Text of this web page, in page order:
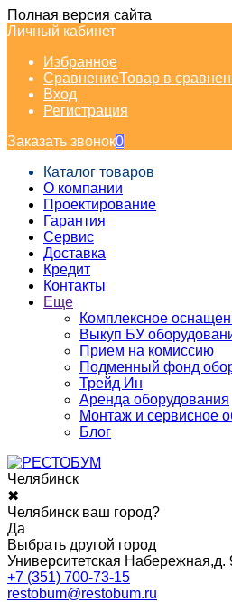
Полная версия сайта
Личный кабинет
Избранное
СравнениеТовар в
Вход
Регистрация
Заказать звонок0
Каталог товаров
О компании
Проектирование
Гарантия
Сервис
Доставка
Кредит
Контакты
Еще
Комплексное
Выкуп БУ
Прием на комиссию
Подменный фонд
Трейд Ин
Аренда оборудования
Монтаж и сервисное
Блог
Челябинск
✖
Челябинск ваш город?
Да
Выбрать другой город
Университетская Набережная,д.
+7 (351) 700-73-15
restobum@restobum.ru